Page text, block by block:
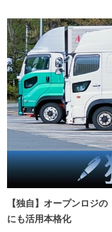
【独自】オープンロジ
にも活用本格化